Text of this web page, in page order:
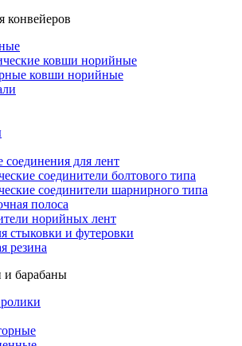
конвейеров
ковши норийные
ковши норийные
для лент
соединители болтового типа
соединители шарнирного типа
полоса
норийных лент
стыковки и футеровки
резина
и барабаны